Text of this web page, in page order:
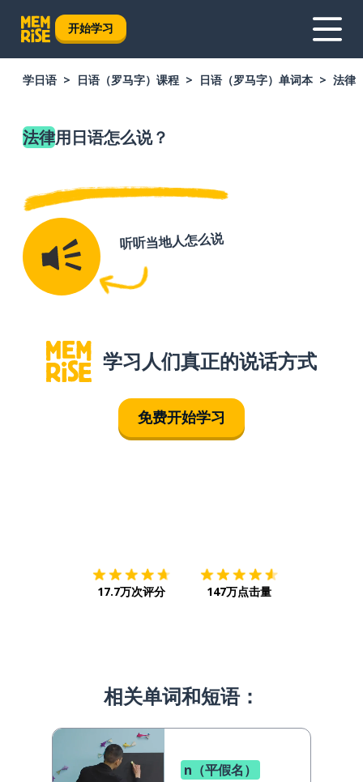
开始学习
学日语 日语（罗马字）课程 日语（罗马字）单词本 法律
法律用日语怎么说？
听听当地人怎么说
学习人们真正的说话方式
免费开始学习
17.7万次评分 147万点击量
相关单词和短语：
n（平假名）